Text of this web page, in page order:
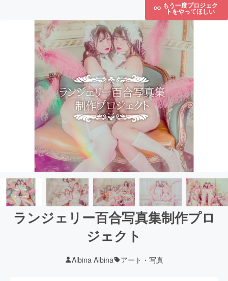
もう一度プロジェク
トをやってほしい
ランジェリー百合写真集制作プロ
ジェクト
Albina Albina アート・写真